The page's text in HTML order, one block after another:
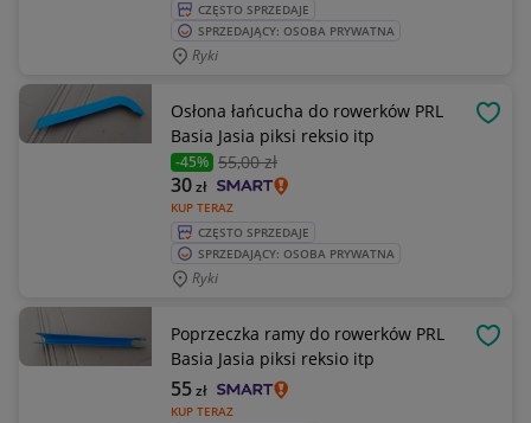
CZĘSTO SPRZEDAJE
SPRZEDAJĄCY: OSOBA PRYWATNA
Ryki
Osłona łańcucha do rowerków PRL
Basia Jasia piksi reksio itp
-45% 55,00 zł
KUP TERAZ
30zł
CZĘSTO SPRZEDAJE
SPRZEDAJĄCY: OSOBA PRYWATNA
Ryki
Poprzeczka ramy do rowerków PRL
Basia Jasia piksi reksio itp
KUP TERAZ
55zł